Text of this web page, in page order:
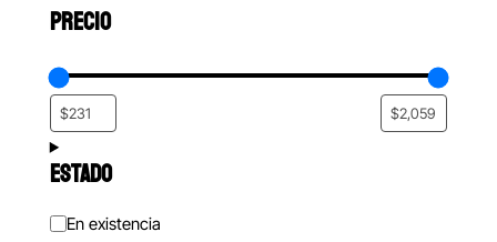
PRECIO
ESTADO
Estado
En existencia